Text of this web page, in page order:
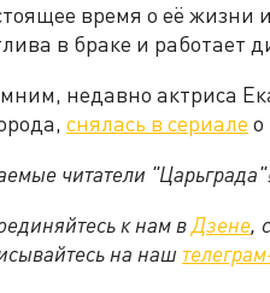
время о её жизни
в браке и работает
недавно актриса
снялась в сериале о
читатели
к нам вДзене,
на наш